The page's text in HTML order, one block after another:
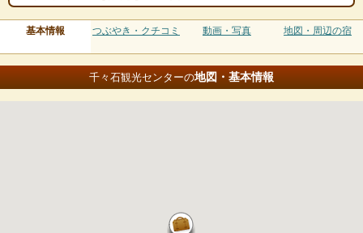
基本情報 つぶやき・クチコミ 動画・写真 地図・周辺の宿
千々石観光センターの地図・基本情報